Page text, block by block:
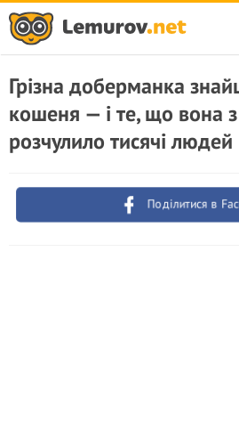
Грізна доберманка
кошеня — і те, що вона
розчулило тисячі людей
Поділитися в